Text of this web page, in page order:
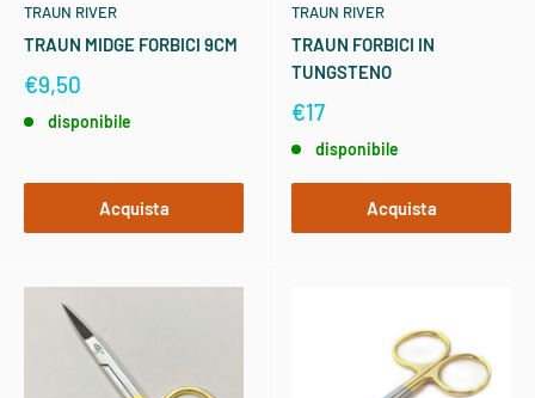
TRAUN RIVER
TRAUN MIDGE FORBICI 9CM
€9,50
disponibile
Acquista
TRAUN RIVER
TRAUN FORBICI IN
TUNGSTENO
€17
disponibile
Acquista